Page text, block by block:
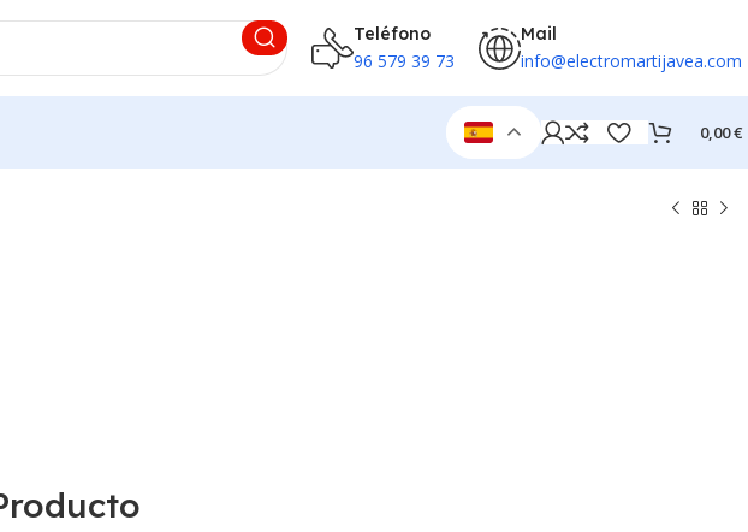
Teléfono
96 579 39 73
Mail
info@electromartijavea.com
0,00€